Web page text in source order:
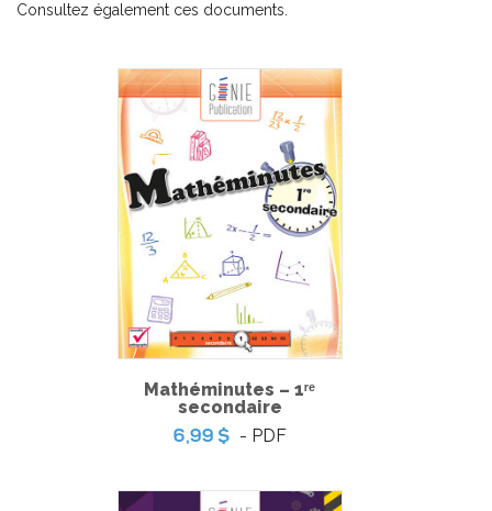
Qui est Simone Biles ?
Consultez également ces documents.
Mathéminutes – 1ʳᵉ
secondaire
6,99 $ - PDF